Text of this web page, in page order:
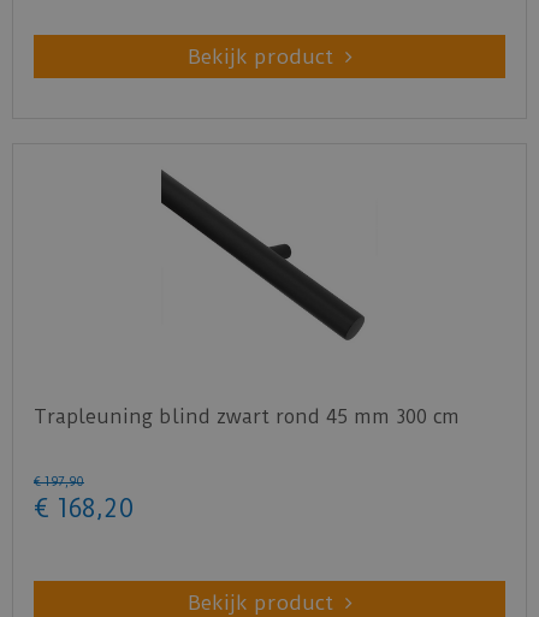
Bekijk product
Trapleuning blind zwart rond 45 mm 300 cm
€ 197,90
€ 168,20
Bekijk product